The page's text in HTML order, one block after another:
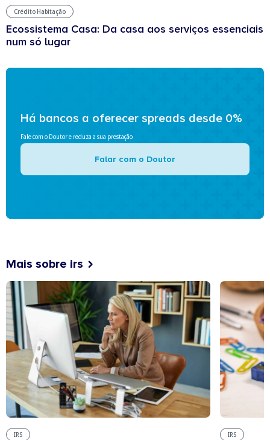
Crédito Habitação
Ecossistema Casa: Da casa aos serviços essenciais
num só lugar
Há bancos a oferecer spreads desde 0%
Fale com o Doutor e reduza a sua prestação
Falar com o Doutor
Mais sobre irs
IRS IRS